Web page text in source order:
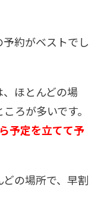
約がベストでし
ほとんどの場
ろが多いです。
予定を立てて予
の場所で、早割